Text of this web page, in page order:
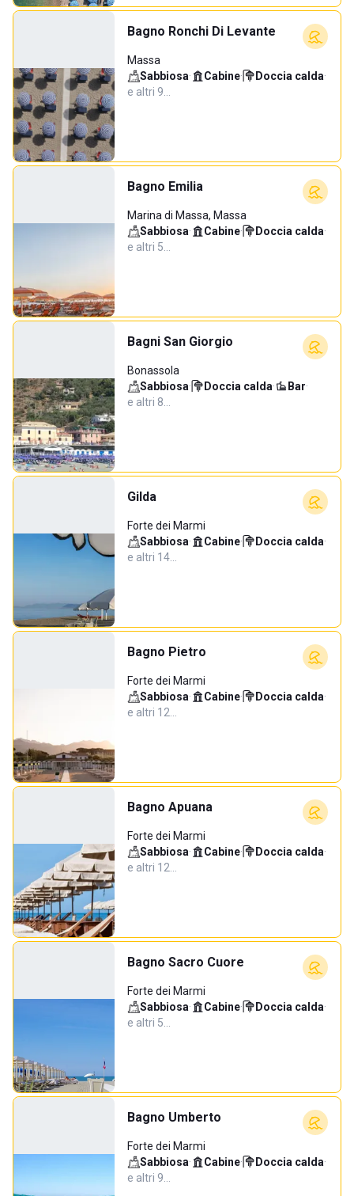
Bagno Ronchi Di Levante
Massa
Sabbiosa· Cabine· Doccia calda·
e altri 9…
Bagno Emilia
Marina di Massa, Massa
Sabbiosa· Cabine· Doccia calda·
e altri 5…
Bagni San Giorgio
Bonassola
Sabbiosa· Doccia calda· Bar·
e altri 8…
Gilda
Forte dei Marmi
Sabbiosa· Cabine· Doccia calda·
e altri 14…
Bagno Pietro
Forte dei Marmi
Sabbiosa· Cabine· Doccia calda·
e altri 12…
Bagno Apuana
Forte dei Marmi
Sabbiosa· Cabine· Doccia calda·
e altri 12…
Bagno Sacro Cuore
Forte dei Marmi
Sabbiosa· Cabine· Doccia calda·
e altri 5…
Bagno Umberto
Forte dei Marmi
Sabbiosa· Cabine· Doccia calda·
e altri 9…